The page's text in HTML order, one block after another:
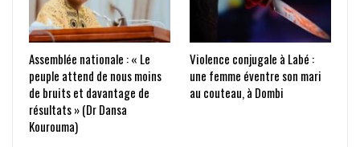
Assemblée nationale : « Le
peuple attend de nous moins
de bruits et davantage de
résultats » (Dr Dansa
Kourouma)
Violence conjugale à Labé :
une femme éventre son mari
au couteau, à Dombi